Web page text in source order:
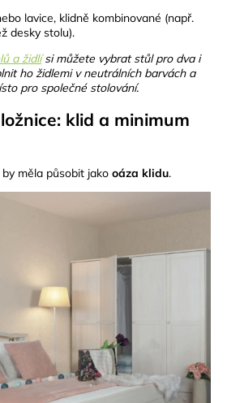
lavice, klidně kombinované (např.
desky stolu).
a židlísi můžete vybrat stůl pro dva i
ho židlemi v neutrálních barvách a
pro společné stolování.
klid a minimum
měla působit jako oáza klidu.